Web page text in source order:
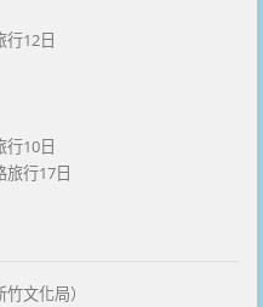
行12日
行10日
旅行17日
文化局）